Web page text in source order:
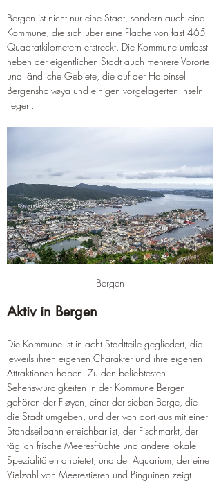
Bergen ist nicht nur eine Stadt, sondern auch eine
Kommune, die sich über eine Fläche von fast 465
Quadratkilometern erstreckt. Die Kommune umfasst
neben der eigentlichen Stadt auch mehrere Vororte
und ländliche Gebiete, die auf der Halbinsel
Bergenshalvøya und einigen vorgelagerten Inseln
liegen.
Bergen
Aktiv in Bergen
Die Kommune ist in acht Stadtteile gegliedert, die
jeweils ihren eigenen Charakter und ihre eigenen
Attraktionen haben. Zu den beliebtesten
Sehenswürdigkeiten in der Kommune Bergen
gehören der Fløyen, einer der sieben Berge, die
die Stadt umgeben, und der von dort aus mit einer
Standseilbahn erreichbar ist, der Fischmarkt, der
täglich frische Meeresfrüchte und andere lokale
Spezialitäten anbietet, und der Aquarium, der eine
Vielzahl von Meerestieren und Pinguinen zeigt.